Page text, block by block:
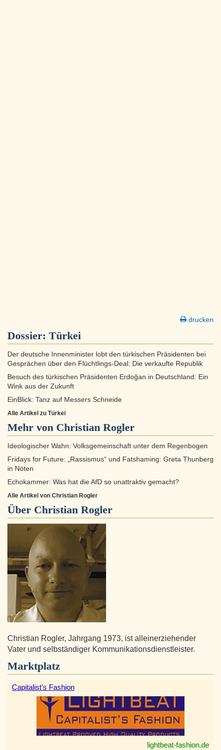
drucken
Dossier: Türkei
Der deutsche Innenminister lobt den türkischen Präsidenten bei
Gesprächen über den Flüchtlings-Deal: Die verkaufte Republik
Besuch des türkischen Präsidenten Erdoğan in Deutschland: Ein
Wink aus der Zukunft
EinBlick: Tanz auf Messers Schneide
Alle Artikel zu Türkei
Mehr von Christian Rogler
Ideologischer Wahn: Volksgemeinschaft unter dem Regenbogen
Fridays for Future: „Rassismus“ und Fatshaming: Greta Thunberg
in Nöten
Echokammer: Was hat die AfD so unattraktiv gemacht?
Alle Artikel von Christian Rogler
Über Christian Rogler
Christian Rogler, Jahrgang 1973, ist alleinerziehender
Vater und selbständiger Kommunikationsdienstleister.
Marktplatz
Capitalist's Fashion
lightbeat-fashion.de